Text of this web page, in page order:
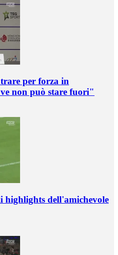
per forza in
non può stare fuori"
highlights dell'amichevole